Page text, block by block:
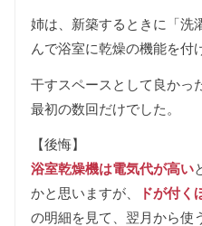
姉は、新築するときに「洗
んで浴室に乾燥の機能を付
干すスペースとして良かっ
最初の数回だけでした。
【後悔】
浴室乾燥機は電気代が高い
かと思いますが、
ドが付く
の明細を見て、翌月から使